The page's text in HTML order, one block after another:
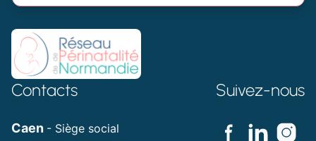
Contacts
Caen - Siège social
Suivez-nous